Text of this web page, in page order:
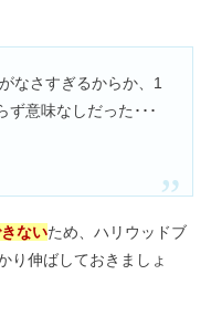
なさすぎるからか、1
ず意味なしだった･･･
ないため、ハリウッドブ
り伸ばしておきましょ